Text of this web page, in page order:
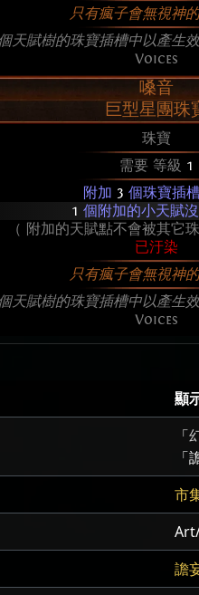
只有瘋子會無視神的
天賦樹的珠寶插槽中以產生
Voices
嗓音
巨型星團珠
珠寶
需要 等級 1
附加 3 個珠寶插
1 個附加的小天賦
（ 附加的天賦點不會被其它
已汙染
只有瘋子會無視神的
天賦樹的珠寶插槽中以產生
Voices
顯
「
市
譫